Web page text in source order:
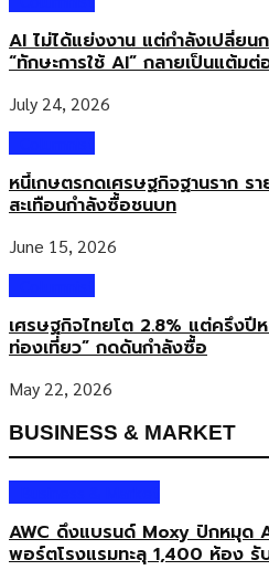
ด้านต้นทุน การกระจายสินค้า และการล
Ultrasonic เป็นระบบล้างขวดที่ Sidel
2567 โดยนำเทคโนโลยีอัลตราโซนิกมา
อย่างมีประสิทธิภาพ ขณะเดียวกันยังออ
คงเป็นหนึ่งในบรรจุภัณฑ์ที่มีความสำคัญ
เนื่องจากสามารถนำกลับมาใช้ซ้ำได้หล
กระบวนการล้างทำความสะอาดที่ต้องไ
ปลอดภัย คุณภาพสินค้า และความเชื่อ
AI ไม่ได้แย่งงาน แต่กำลังเปลี่ยน
“ทักษะการใช้ AI” กลายเป็นแต้ม
July 24, 2026
หนี้เกษตรกดเศรษฐกิจฐานราก ร
สะเทือนกำลังซื้อชนบท
June 15, 2026
เศรษฐกิจไทยโต 2.8% แต่ครึ่งปี
ท่องเที่ยว” กดดันกำลังซื้อ
May 22, 2026
BUSINESS & MARKET
AWC ดึงแบรนด์ Moxy ปักหมุด
พอร์ตโรงแรมทะลุ 1,400 ห้อง รั